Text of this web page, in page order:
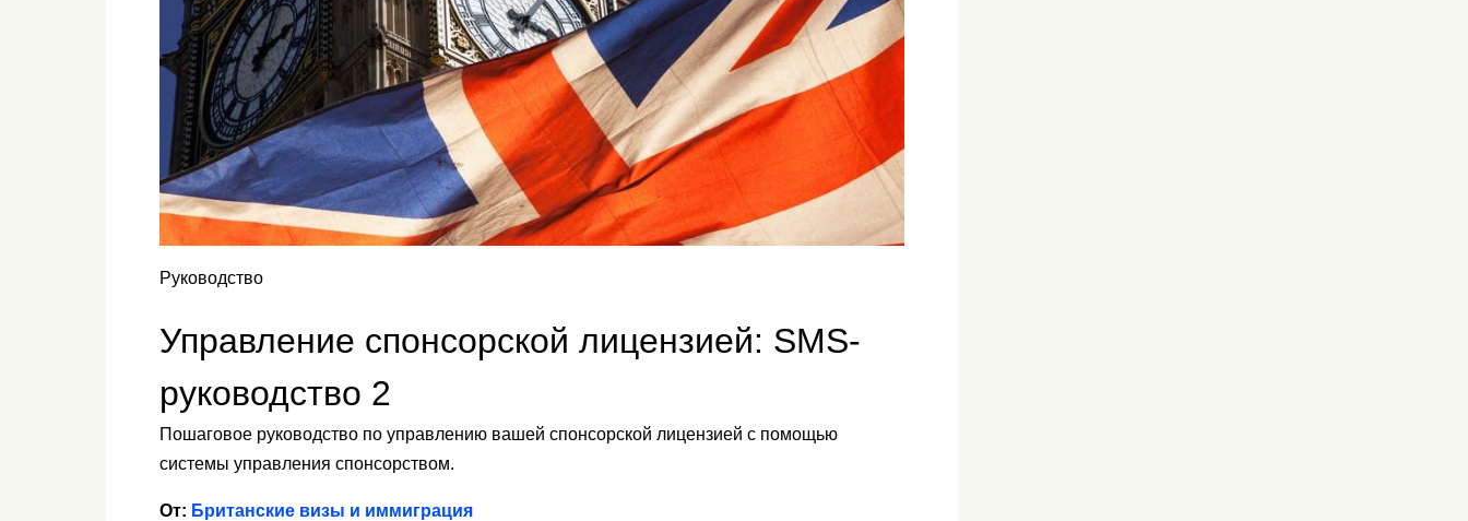
Руководство
Управление спонсорской лицензией: SMS-
руководство 2
Пошаговое руководство по управлению вашей спонсорской лицензией с помощью
системы управления спонсорством.
От: Британские визы и иммиграция